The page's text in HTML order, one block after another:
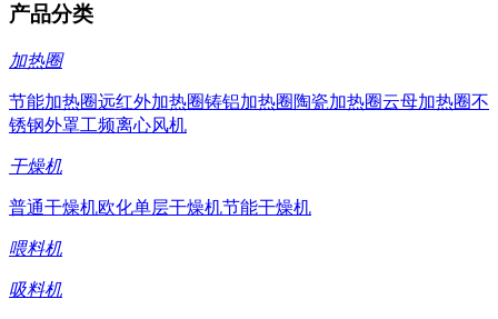
产品分类
加热圈
节能加热圈远红外加热圈铸铝加热圈 陶瓷加热圈云母加热圈不
锈钢外罩工频离心风机
干燥机
普通干燥机欧化单层干燥机节能干燥机
喂料机
吸料机